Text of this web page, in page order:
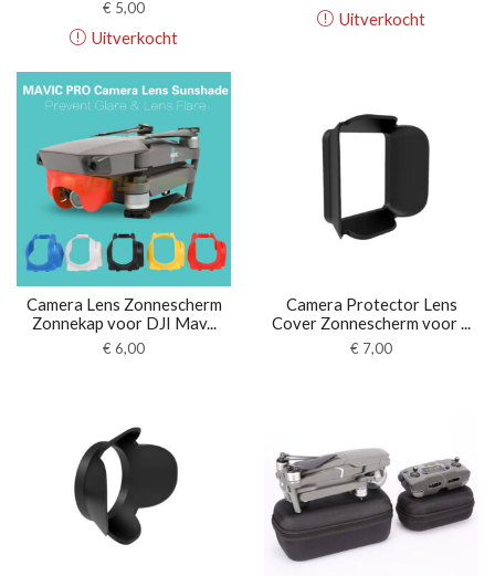
€ 5,00
Uitverkocht
Uitverkocht
Camera Lens Zonnescherm
Zonnekap voor DJI Mav...
€6,00
Camera Protector Lens
Cover Zonnescherm voor ...
€ 7,00